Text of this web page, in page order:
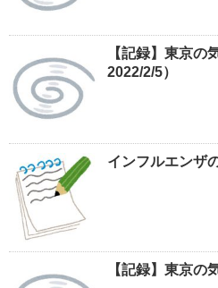
【記録】東京の
2022/2/5）
インフルエンザ
【記録】東京の